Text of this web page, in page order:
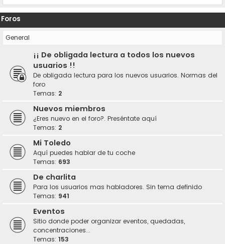
Foros
General
¡¡ De obligada lectura a todos los nuevos
usuarios !!
De obligada lectura para los nuevos usuarios. Normas del
foro
Temas: 2
Nuevos miembros
¿Eres nuevo en el foro?. Preséntate aquí
Temas: 2
Mi Toledo
Aquí puedes hablar de tu coche
Temas: 693
De charlita
Para los usuarios mas habladores. Sin tema definido
Temas: 941
Eventos
Sitio donde poder organizar eventos, quedadas,
concentraciones...
Temas: 153